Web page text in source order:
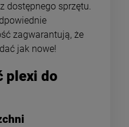
dostępnego sprzętu.
zagwarantują, że
jak nowe!
plexi do